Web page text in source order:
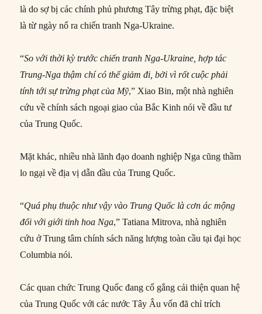
là do sợ bị các chính phủ phương Tây trừng phạt, đặc biệt
là từ ngày nổ ra chiến tranh Nga-Ukraine.
“So với thời kỳ trước chiến tranh Nga-Ukraine, hợp tác
Trung-Nga thậm chícó thểgiảm đi, bởi vì rốt cuộc phải
tính tới sự trừng phạt của Mỹ,” Xiao Bin, một nhà nghiên
cứu về chính sách ngoại giao của Bắc Kinh nói về đầu tư
của Trung Quốc.
Mặt khác, nhiều nhà lãnh đạo doanh nghiệp Nga cũng thầm
lo ngại về địa vị dẫn đầu của Trung Quốc.
“Quá phụ thuộc như vậy vào Trung Quốc là cơn ác mộng
đốivới giới tinh hoa Nga,” Tatiana Mitrova, nhà nghiên
cứu ở Trung tâm chính sách năng lượng toàn cầu tại đại học
Columbia nói.
Các quan chức Trung Quốc đang cố gắng cải thiện quan hệ
của Trung Quốc với các nước Tây Âu vốn đã chỉ trích